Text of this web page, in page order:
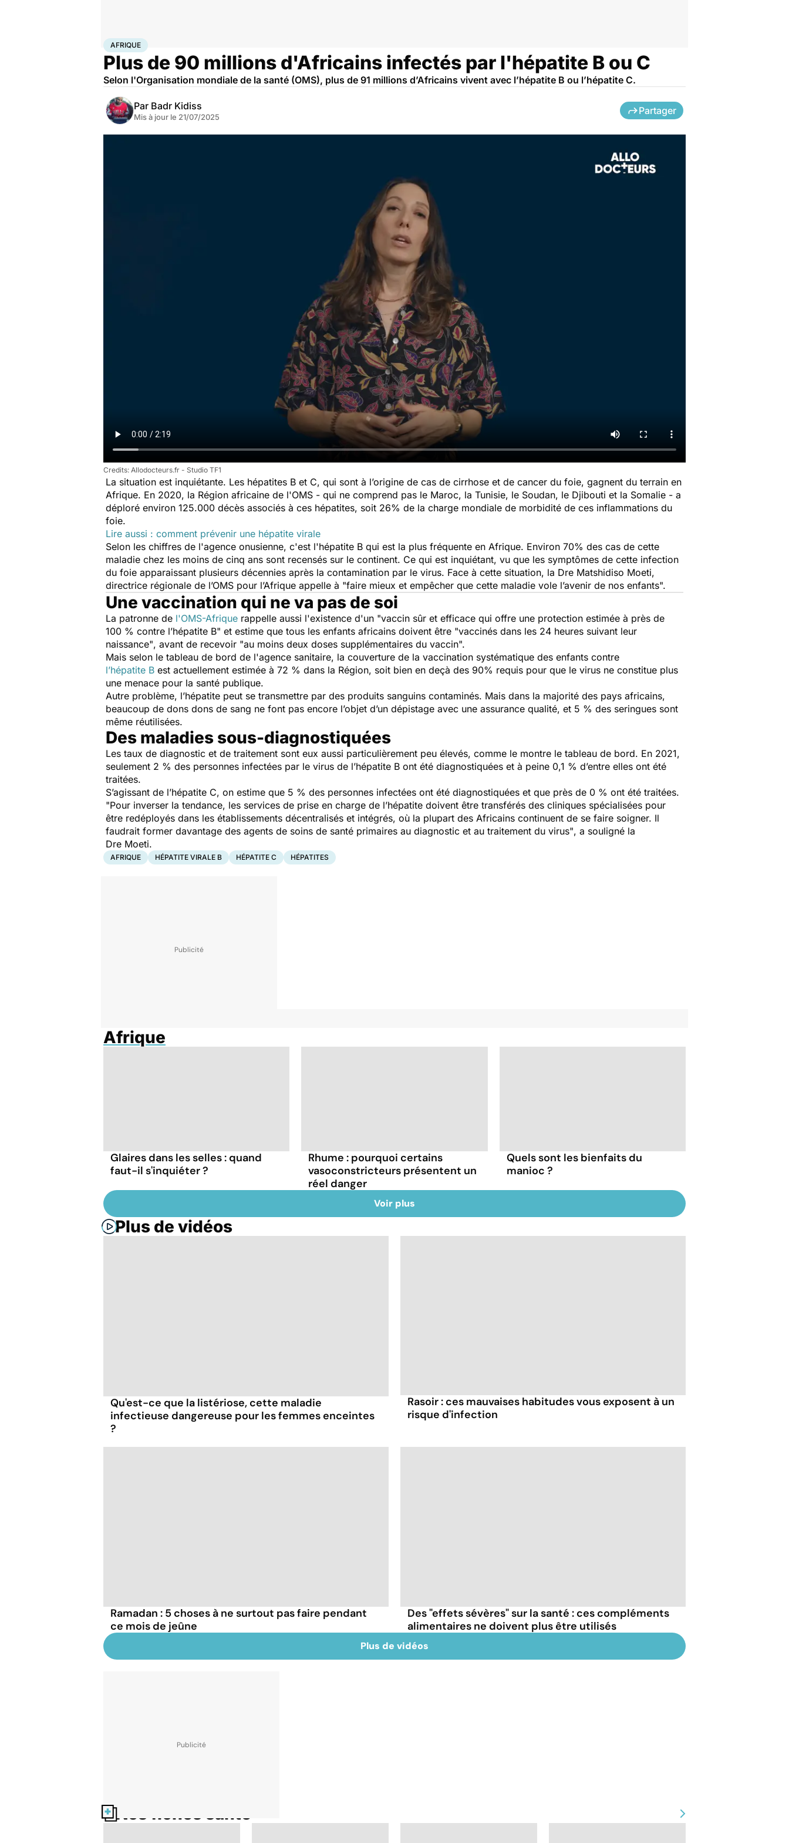
AccueilSantéMaladies
AFRIQUE
Plus de 90 millions d'Africains infectés par l'hépatite B ou C
Selon l'Organisation mondiale de la santé (OMS), plus de 91 millions d’Africains vivent avec l’hépatite B ou l’hépatite C.
Par Badr Kidiss
Mis à jour le 21/07/2025
Partager
Allodocteurs.fr - Studio TF1
La situation est inquiétante. Les hépatites B et C, qui sont à l’origine de cas de cirrhose et de cancer du foie, gagnent du terrain en
Afrique. En 2020, la Région africaine de l'OMS - qui ne comprend pas le Maroc, la Tunisie, le Soudan, le Djibouti et la Somalie - a
déploré environ 125.000 décès associés à ces hépatites, soit 26% de la charge mondiale de morbidité de ces inflammations du
foie.
Lire aussi : comment prévenir une hépatite virale
Selon les chiffres de l'agence onusienne, c'est l'hépatite B qui est la plus fréquente en Afrique. Environ 70% des cas de cette
maladie chez les moins de cinq ans sont recensés sur le continent. Ce qui est inquiétant, vu que les symptômes de cette infection
du foie apparaissant plusieurs décennies après la contamination par le virus. Face à cette situation, la Dre Matshidiso Moeti,
directrice régionale de l’OMS pour l’Afrique appelle à "faire mieux et empêcher que cette maladie vole l’avenir de nos enfants".
Une vaccination qui ne va pas de soi
La patronne de l'OMS-Afrique rappelle aussi l'existence d'un "vaccin sûr et efficace qui offre une protection estimée à près de
100 % contre l’hépatite B" et estime que tous les enfants africains doivent être "vaccinés dans les 24 heures suivant leur
naissance", avant de recevoir "au moins deux doses supplémentaires du vaccin".
Mais selon le tableau de bord de l'agence sanitaire, la couverture de la vaccination systématique des enfants contre
l’hépatite B est actuellement estimée à 72 % dans la Région, soit bien en deçà des 90% requis pour que le virus ne constitue plus
une menace pour la santé publique.
Autre problème, l’hépatite peut se transmettre par des produits sanguins contaminés. Mais dans la majorité des pays africains,
beaucoup de dons dons de sang ne font pas encore l’objet d’un dépistage avec une assurance qualité, et 5 % des seringues sont
même réutilisées.
Des maladies sous-diagnostiquées
Les taux de diagnostic et de traitement sont eux aussi particulièrement peu élevés, comme le montre le tableau de bord. En 2021,
seulement 2 % des personnes infectées par le virus de l’hépatite B ont été diagnostiquées et à peine 0,1 % d’entre elles ont été
traitées.
S’agissant de l’hépatite C, on estime que 5 % des personnes infectées ont été diagnostiquées et que près de 0 % ont été traitées.
"Pour inverser la tendance, les services de prise en charge de l’hépatite doivent être transférés des cliniques spécialisées pour
être redéployés dans les établissements décentralisés et intégrés, où la plupart des Africains continuent de se faire soigner. Il
faudrait former davantage des agents de soins de santé primaires au diagnostic et au traitement du virus", a souligné la
Dre Moeti.
AFRIQUE HÉPATITE VIRALE B HÉPATITE C HÉPATITES
Afrique
Glaires dans les selles : quand
faut-il s'inquiéter ?
Rhume : pourquoi certains
vasoconstricteurs présentent un
réel danger
Quels sont les bienfaits du
manioc ?
Voir plus
Plus de vidéos
Qu'est-ce que la listériose, cette maladie
infectieuse dangereuse pour les femmes enceintes
?
Rasoir : ces mauvaises habitudes vous exposent à un
risque d'infection
Ramadan : 5 choses à ne surtout pas faire pendant
ce mois de jeûne
Des "effets sévères" sur la santé : ces compléments
alimentaires ne doivent plus être utilisés
Plus de vidéos
Nos fiches santé